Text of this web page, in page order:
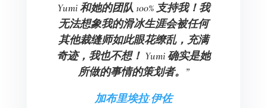
Yumi 和她的团队 100% 支持我！我
无法想象我的滑冰生涯会被任何
其他裁缝师如此眼花缭乱，充满
奇迹，我也不想！ Yumi 确实是她
所做的事情的策划者。”
加布里埃拉·伊佐